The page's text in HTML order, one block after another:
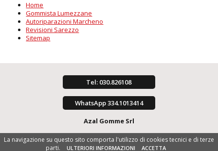
Home
Gommista Lumezzane
Autoriparazioni Marcheno
Revisioni Sarezzo
Sitemap
Tel: 030.826108
WhatsApp 334.1013414
Azal Gomme Srl
La navigazione su questo sito comporta l'utilizzo di cookies tecnici e di terze
parti.
ULTERIORI INFORMAZIONI ACCETTA